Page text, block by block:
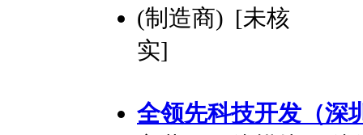
(制造商) [未核
实]
全领先科技开发 （